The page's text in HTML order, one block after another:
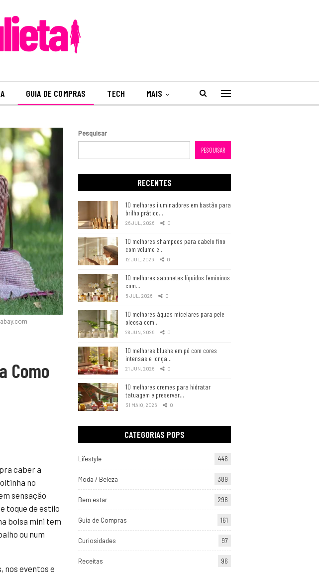
GUIA DE COMPRAS TECH MAIS
Como
caber a
no
sensação
toque de estilo
bolsa mini tem
ou num
nos eventos e
Pesquisar
PESQUISAR
RECENTES
10 melhores iluminadores em bastão para
brilho prático…
26 JUL, 2026 0
10 melhores shampoos para cabelo fino
com volume e…
12 JUL, 2026 0
10 melhores sabonetes líquidos femininos
com…
5 JUL, 2026 0
10 melhores águas micelares para pele
oleosa com…
28 JUN, 2026 0
10 melhores blushs em pó com cores
intensas e longa…
21 JUN, 2026 0
10 melhores cremes para hidratar
tatuagem e preservar…
31 MAIO, 2026 0
CATEGORIAS POPS
Lifestyle 446
Moda / Beleza 389
Bem estar 296
Guia de Compras 161
Curiosidades 97
Receitas 96